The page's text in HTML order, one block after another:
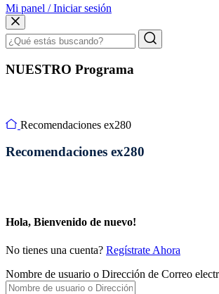
Mi panel / Iniciar sesión
NUESTRO Programa
Recomendaciones ex280
Recomendaciones ex280
Hola, Bienvenido de nuevo!
No tienes una cuenta? Regístrate Ahora
Nombre de usuario o Dirección de Correo